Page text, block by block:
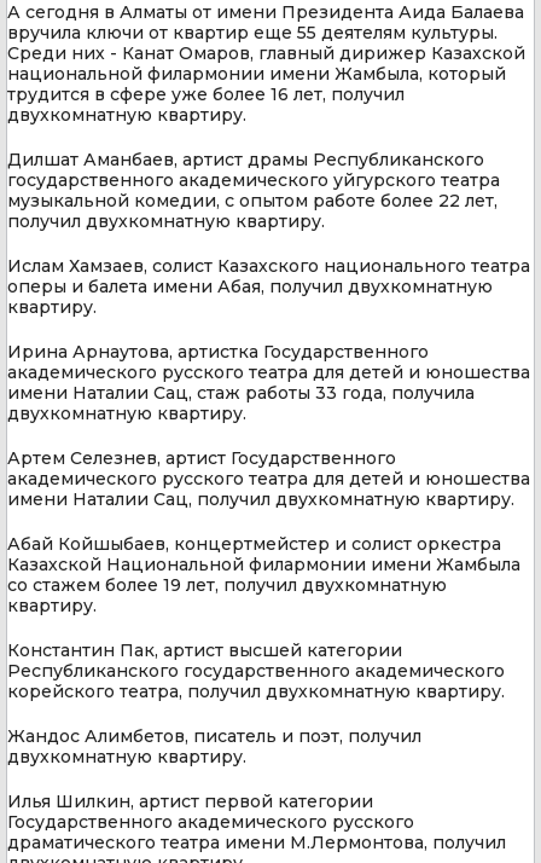
А сегодня в Алматы от имени Президента Аида Балаева
вручила ключи от квартир еще 55 деятелям культуры.
Среди них - Канат Омаров, главный дирижер Казахской
национальной филармонии имени Жамбыла, который
трудится в сфере уже более 16 лет, получил
двухкомнатную квартиру.
Дилшат Аманбаев, артист драмы Республиканского
государственного академического уйгурского театра
музыкальной комедии, с опытом работе более 22 лет,
получил двухкомнатную квартиру.
Ислам Хамзаев, солист Казахского национального театра
оперы и балета имени Абая, получил двухкомнатную
квартиру.
Ирина Арнаутова, артистка Государственного
академического русского театра для детей и юношества
имени Наталии Сац, стаж работы 33 года, получила
двухкомнатную квартиру.
Артем Селезнев, артист Государственного
академического русского театра для детей и юношества
имени Наталии Сац, получил двухкомнатную квартиру.
Абай Койшыбаев, концертмейстер и солист оркестра
Казахской Национальной филармонии имени Жамбыла
со стажем более 19 лет, получил двухкомнатную
квартиру.
Константин Пак, артист высшей категории
Республиканского государственного академического
корейского театра, получил двухкомнатную квартиру.
Жандос Алимбетов, писатель и поэт, получил
двухкомнатную квартиру.
Илья Шилкин, артист первой категории
Государственного академического русского
драматического театра имени М.Лермонтова, получил